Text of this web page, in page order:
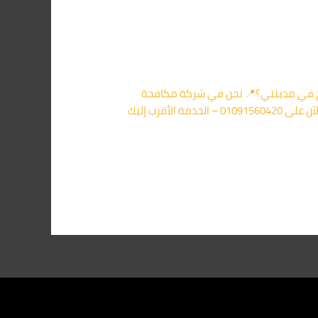
في مدينتي؟📍 نحن في شركة مكافحة
الفئران في مدينتي نوفر لك خدمة متقدمة تعتمد على أجهزة حديثة تضمن إبادة سريعة للفئران ومنع عودتها. 📞 اتصل الآن على 01091560420 – الخدمة الأقرب إليك